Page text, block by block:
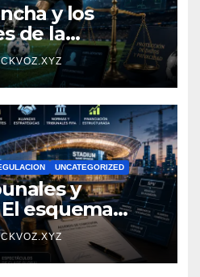
y los
de la
UNCATEGORIZED
y
esquema